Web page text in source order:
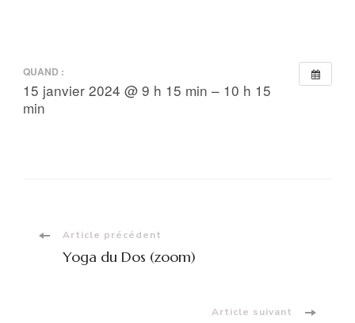
QUAND :
15 janvier 2024 @ 9 h 15 min – 10 h 15
min
Navigation
Article précédent
Yoga du Dos (zoom)
Article suivant